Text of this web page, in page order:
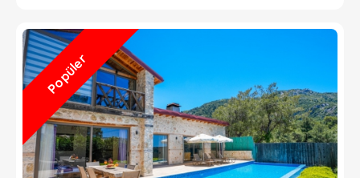
Popüler